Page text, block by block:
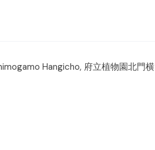
Hangicho, 府立植物園北門横